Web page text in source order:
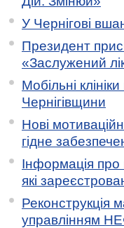
У Чернігові
Президент
«Заслужений
Мобільні
Чернігівщини
Нові
гідне
Інформація про
які
Реконструкція
управлінням